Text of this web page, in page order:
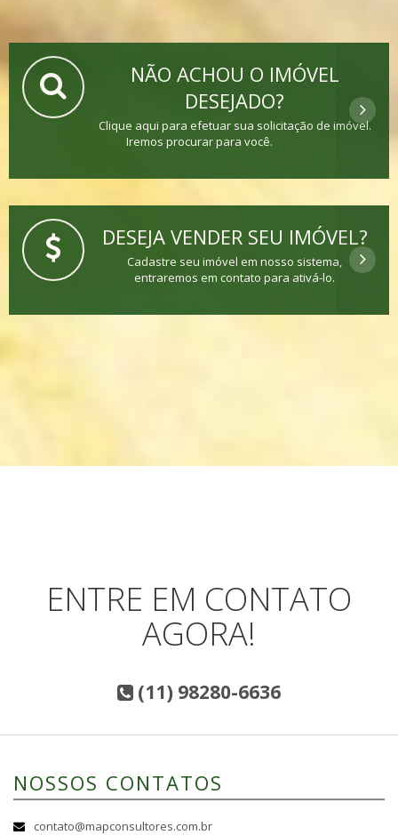
NÃO ACHOU O IMÓVEL
DESEJADO?
Clique aqui para efetuar sua solicitação de imóvel.
Iremos procurar para você.
DESEJA VENDER SEU IMÓVEL?
Cadastre seu imóvel em nosso sistema,
entraremos em contato para ativá-lo.
ENTRE EM CONTATO
AGORA!
(11) 98280-6636
NOSSOS CONTATOS
contato@mapconsultores.com.br